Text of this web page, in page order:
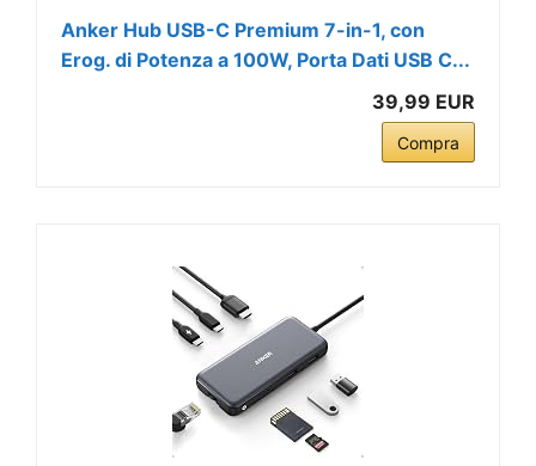
Anker Hub USB-C Premium 7-in-1, con
Erog. di Potenza a 100W, Porta Dati USB C...
39,99 EUR
Compra